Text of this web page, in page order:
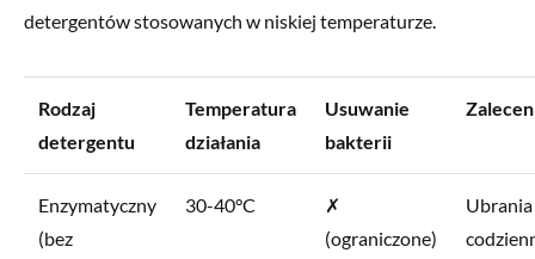
detergentów stosowanych w niskiej temperaturze.
Rodzaj
detergentu
Temperatura
działania
Usuwanie
bakterii
Enzymatyczny
(bez
30-40°C
✗
(ograniczone)
Ubrania